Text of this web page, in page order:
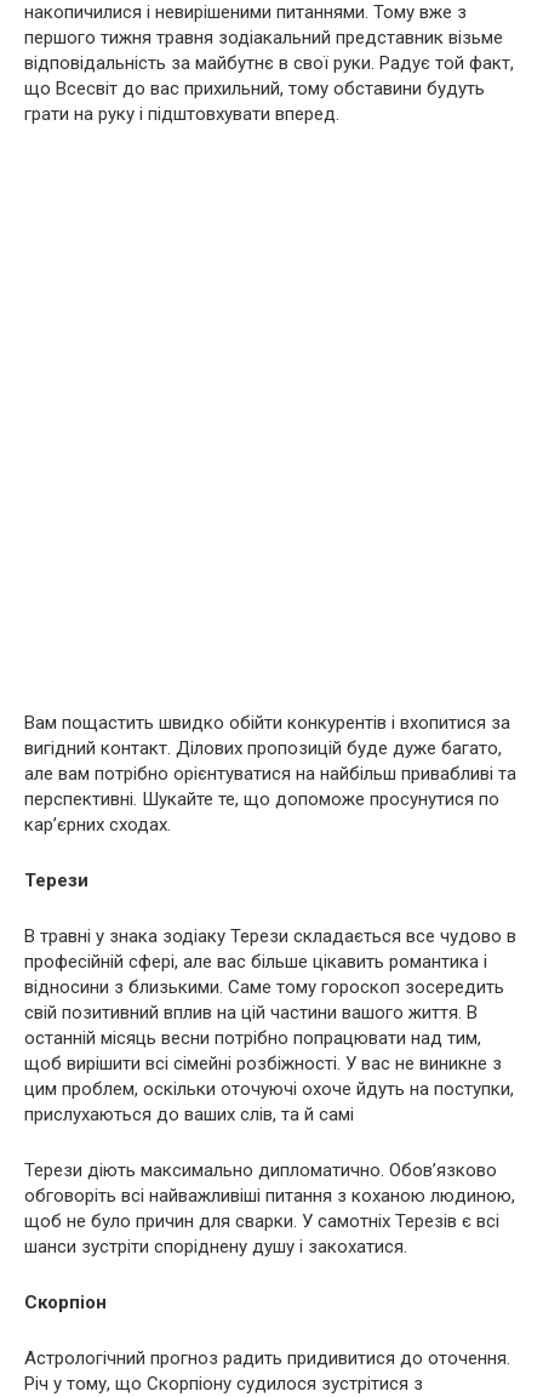
накопичилися і невирішеними питаннями. Тому вже з
першого тижня травня зодіакальний представник візьме
відповідальність за майбутнє в свої руки. Радує той факт,
що Всесвіт до вас прихильний, тому обставини будуть
грати на руку і підштовхувати вперед.
Вам пощастить швидко обійти конкурентів і вхопитися за
вигідний контакт. Ділових пропозицій буде дуже багато,
але вам потрібно орієнтуватися на найбільш привабливі та
перспективні. Шукайте те, що допоможе просунутися по
кар’єрних сходах.
Терези
B травні у знака зодіаку Терези складається все чудово в
професійній сфері, але вас більше цікавить романтика і
відносини з близькими. Саме тому гороскоп зосередить
свій позитивний вплив на цій частини вашого життя. B
останній місяць весни потрібно попрацювати над тим,
щоб вирішити всі сімейні розбіжності. У вас не виникне з
цим проблем, оскільки оточуючі охоче йдуть на поступки,
прислухаються до ваших слів, та й самі
Терези діють максимально дипломатично. Обов’язково
обговоріть всі найважливіші питання з коханою людиною,
щоб не було причин для сварки. У самотніх Терезів є всі
шанси зустріти споріднену душу і закохатися.
Скорпіон
Астрологічний прогноз радить придивитися до оточення.
Річ у тому, що Скорпіону судилося зустрітися з